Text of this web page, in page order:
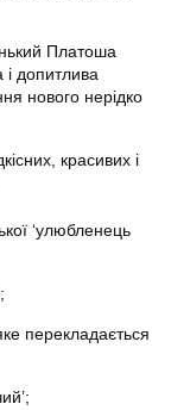
Платоша
допитлива
нового нерідко
красивих і
‘улюбленець
перекладається